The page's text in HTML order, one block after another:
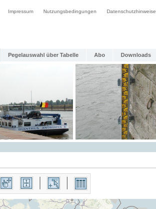
Impressum Nutzungsbedingungen Datenschutzhinweise
Pegelauswahl über Tabelle Abo Downloads